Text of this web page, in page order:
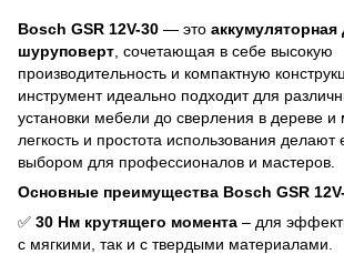
Bosch GSR 12V-30 — это аккумуляторная
шуруповерт , сочетающая в себе высокую
производительность и компактную
инструмент идеально подходит для
установки мебели до сверления в дереве и
легкость и простота использования делают
выбором для профессионалов и мастеров.
Основные преимущества Bosch GSR
✅ 30 Нм крутящего момента – для
с мягкими, так и с твердыми материалами.